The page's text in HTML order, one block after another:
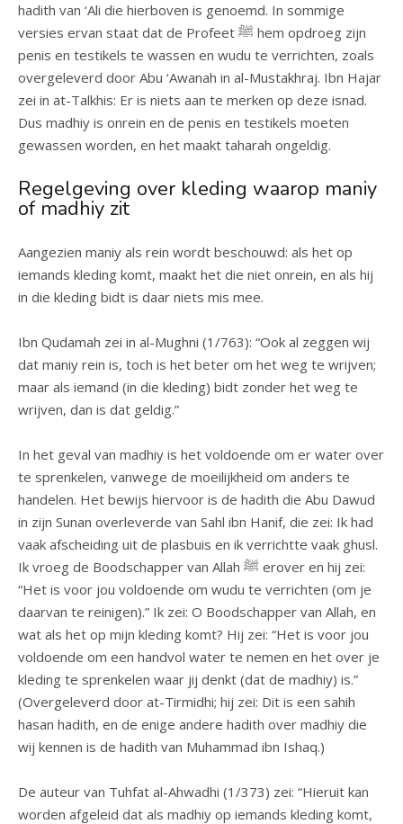
hadith van ‘Ali die hierboven is genoemd. In sommige
versies ervan staat dat de Profeet ﷺ hem opdroeg zijn
penis en testikels te wassen en wudu te verrichten, zoals
overgeleverd door Abu ‘Awanah in al-Mustakhraj. Ibn Hajar
zei in at-Talkhis: Er is niets aan te merken op deze isnad.
Dus madhiy is onrein en de penis en testikels moeten
gewassen worden, en het maakt taharah ongeldig.
Regelgeving over kleding waarop maniy
of madhiy zit
Aangezien maniy als rein wordt beschouwd: als het op
iemands kleding komt, maakt het die niet onrein, en als hij
in die kleding bidt is daar niets mis mee.
Ibn Qudamah zei in al-Mughni (1/763): “Ook al zeggen wij
dat maniy rein is, toch is het beter om het weg te wrijven;
maar als iemand (in die kleding) bidt zonder het weg te
wrijven, dan is dat geldig.”
In het geval van madhiy is het voldoende om er water over
te sprenkelen, vanwege de moeilijkheid om anders te
handelen. Het bewijs hiervoor is de hadith die Abu Dawud
in zijn Sunan overleverde van Sahl ibn Hanif, die zei: Ik had
vaak afscheiding uit de plasbuis en ik verrichtte vaak ghusl.
Ik vroeg de Boodschapper van Allah ﷺ erover en hij zei:
“Het is voor jou voldoende om wudu te verrichten (om je
daarvan te reinigen).” Ik zei: O Boodschapper van Allah, en
wat als het op mijn kleding komt? Hij zei: “Het is voor jou
voldoende om een handvol water te nemen en het over je
kleding te sprenkelen waar jij denkt (dat de madhiy) is.”
(Overgeleverd door at-Tirmidhi; hij zei: Dit is een sahih
hasan hadith, en de enige andere hadith over madhiy die
wij kennen is de hadith van Muhammad ibn Ishaq.)
De auteur van Tuhfat al-Ahwadhi (1/373) zei: “Hieruit kan
worden afgeleid dat als madhiy op iemands kleding komt,